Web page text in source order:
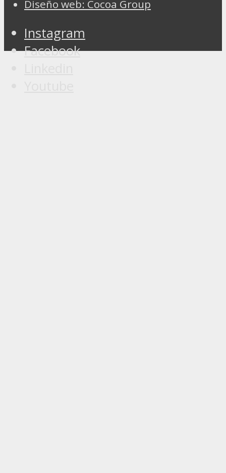
Diseño web: Cocoa Group
Instagram
Facebook